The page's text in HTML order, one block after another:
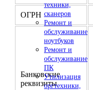
техники,
сканеров
Ремонт и
обслуживание
ноутбуков
Ремонт и
обслуживание
ПК
Утилизация
оргтехники,
ОГРН
Банковские
реквизиты